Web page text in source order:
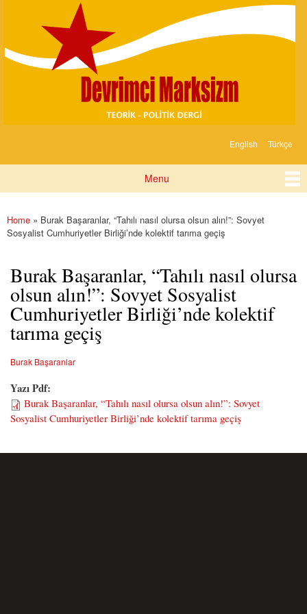
content
Marksizm
English Türkçe
Menu
You are here
Home » Burak Başaranlar, “Tahılı nasıl olursa olsun alın!”: Sovyet
Sosyalist Cumhuriyetler Birliği’nde kolektif tarıma geçiş
Burak Başaranlar, “Tahılı nasıl olursa
olsun alın!”: Sovyet Sosyalist
Cumhuriyetler Birliği’nde kolektif
tarıma geçiş
Burak Başaranlar
Yazı Pdf:
Burak Başaranlar, “Tahılı nasıl olursa olsun alın!”: Sovyet
Sosyalist Cumhuriyetler Birliği’nde kolektif tarıma geçiş